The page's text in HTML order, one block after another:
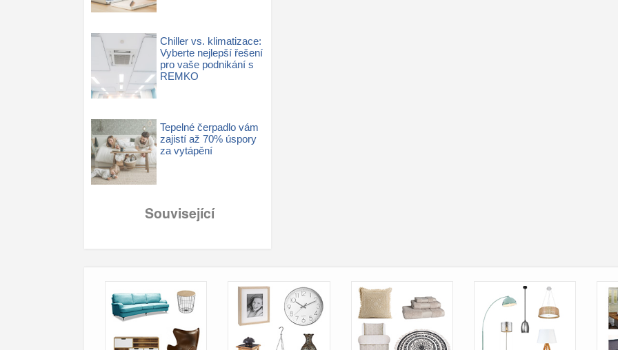
Chiller vs. klimatizace:
Vyberte nejlepší řešení
pro vaše podnikání s
REMKO
Tepelné čerpadlo vám
zajistí až 70% úspory
za vytápění
Související